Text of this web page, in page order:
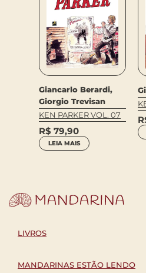
Giancarlo Berardi,
Giorgio Trevisan
KEN PARKER VOL. 07
R$ 79,90
LEIA MAIS
LIVROS
MANDARINAS ESTÃO LENDO